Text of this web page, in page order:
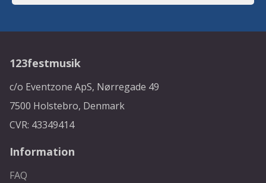
123festmusik
c/o Eventzone ApS, Nørregade 49
7500 Holstebro, Denmark
CVR: 43349414
Information
FAQ